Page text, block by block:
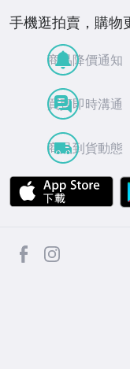
手機逛拍賣，購物
商品降價通知
買賣即時溝通
商品到貨動態
facebook